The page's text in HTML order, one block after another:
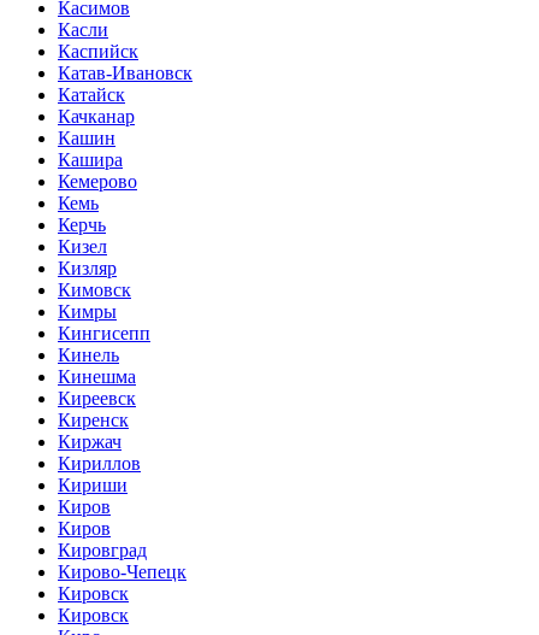
Касимов
Касли
Каспийск
Катав-Ивановск
Катайск
Качканар
Кашин
Кашира
Кемерово
Кемь
Керчь
Кизел
Кизляр
Кимовск
Кимры
Кингисепп
Кинель
Кинешма
Киреевск
Киренск
Киржач
Кириллов
Кириши
Киров
Киров
Кировград
Кирово-Чепецк
Кировск
Кировск